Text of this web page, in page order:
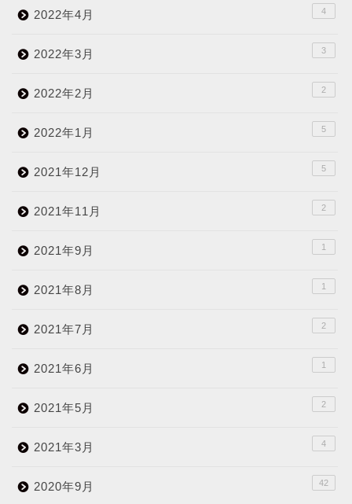
2022年4月 4
2022年3月 3
2022年2月 2
2022年1月 5
2021年12月 5
2021年11月 2
2021年9月 1
2021年8月 1
2021年7月 2
2021年6月 1
2021年5月 2
2021年3月 4
2020年9月 42